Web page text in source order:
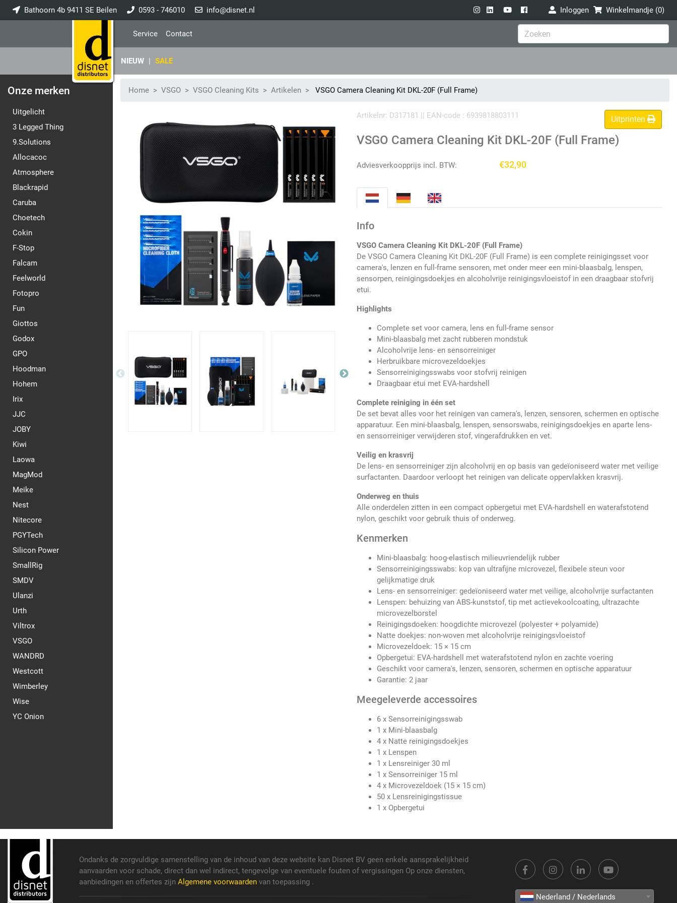
Bathoorn 4b 9411 SE Beilen 0593 - 746010 info@disnet.nl Inloggen Winkelmandje (0)
Service Contact
NIEUW | SALE
Onze merken
Uitgelicht
3 Legged Thing
9.Solutions
Allocacoc
Atmosphere
Blackrapid
Caruba
Choetech
Cokin
F-Stop
Falcam
Feelworld
Fotopro
Fun
Giottos
Godox
GPO
Hoodman
Hohem
Irix
JJC
JOBY
Kiwi
Laowa
MagMod
Meike
Nest
Nitecore
PGYTech
Silicon Power
SmallRig
SMDV
Ulanzi
Urth
Viltrox
VSGO
WANDRD
Westcott
Wimberley
Wise
YC Onion
Home VSGO VSGO Cleaning Kits Artikelen VSGO Camera Cleaning Kit DKL-20F (Full Frame)
Artikelnr: D317181 || EAN-code : 6939818803111 Uitprinten
VSGO Camera Cleaning Kit DKL-20F (Full Frame)
Adviesverkoopprijs incl. BTW: €32,90
Info
VSGO Camera Cleaning Kit DKL-20F (Full Frame)
De VSGO Camera Cleaning Kit DKL-20F (Full Frame) is een complete reinigingsset voor
camera's, lenzen en full-frame sensoren, met onder meer een mini-blaasbalg, lenspen,
sensorpen, reinigingsdoekjes en alcoholvrije reinigingsvloeistof in een draagbaar stofvrij
etui.
Highlights
Complete set voor camera, lens en full-frame sensor
Mini-blaasbalg met zacht rubberen mondstuk
Alcoholvrije lens- en sensorreiniger
Herbruikbare microvezeldoekjes
Sensorreinigingsswabs voor stofvrij reinigen
Draagbaar etui met EVA-hardshell
Complete reiniging in één set
De set bevat alles voor het reinigen van camera's, lenzen, sensoren, schermen en optische
apparatuur. Een mini-blaasbalg, lenspen, sensorswabs, reinigingsdoekjes en aparte lens-
en sensorreiniger verwijderen stof, vingerafdrukken en vet.
Veilig en krasvrij
De lens- en sensorreiniger zijn alcoholvrij en op basis van gedeïoniseerd water met veilige
surfactanten. Daardoor verloopt het reinigen van delicate oppervlakken krasvrij.
Onderweg en thuis
Alle onderdelen zitten in een compact opbergetui met EVA-hardshell en waterafstotend
nylon, geschikt voor gebruik thuis of onderweg.
Kenmerken
Mini-blaasbalg: hoog-elastisch milieuvriendelijk rubber
Sensorreinigingsswabs: kop van ultrafijne microvezel, flexibele steun voor
gelijkmatige druk
Lens- en sensorreiniger: gedeïoniseerd water met veilige, alcoholvrije surfactanten
Lenspen: behuizing van ABS-kunststof, tip met actievekoolcoating, ultrazachte
microvezelborstel
Reinigingsdoeken: hoogdichte microvezel (polyester + polyamide)
Natte doekjes: non-woven met alcoholvrije reinigingsvloeistof
Microvezeldoek: 15 × 15 cm
Opbergetui: EVA-hardshell met waterafstotend nylon en zachte voering
Geschikt voor camera's, lenzen, sensoren, schermen en optische apparatuur
Garantie: 2 jaar
Meegeleverde accessoires
6 x Sensorreinigingsswab
1 x Mini-blaasbalg
4 x Natte reinigingsdoekjes
1 x Lenspen
1 x Lensreiniger 30 ml
1 x Sensorreiniger 15 ml
4 x Microvezeldoek (15 × 15 cm)
50 x Lensreinigingstissue
1 x Opbergetui
Ondanks de zorgvuldige samenstelling van de inhoud van deze website kan Disnet BV geen enkele aansprakelijkheid
aanvaarden voor schade, direct dan wel indirect, tengevolge van eventuele fouten of vergissingen Op onze diensten,
aanbiedingen en offertes zijn Algemene voorwaarden van toepassing .
Nederland / Nederlands